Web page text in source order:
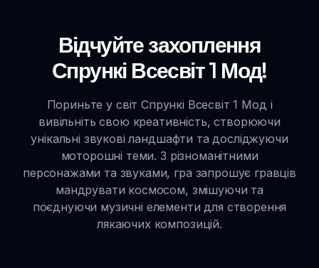
Відчуйте захоплення
Спрункі Всесвіт 1 Мод!
Пориньте у світ Спрункі Всесвіт 1 Мод і
вивільніть свою креативність, створюючи
унікальні звукові ландшафти та досліджуючи
моторошні теми. З різноманітними
персонажами та звуками, гра запрошує гравців
мандрувати космосом, змішуючи та
поєднуючи музичні елементи для створення
лякаючих композицій.